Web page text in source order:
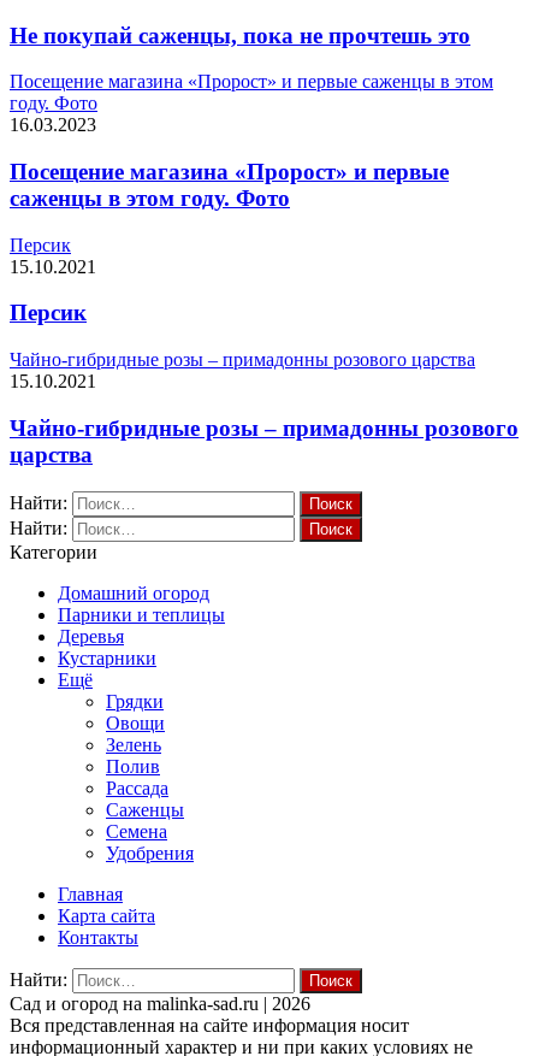
Не покупай саженцы, пока не прочтешь это
Посещение магазина «Пророст» и первые саженцы в этом
году. Фото
16.03.2023
Посещение магазина «Пророст» и первые
саженцы в этом году. Фото
Персик
15.10.2021
Персик
Чайно-гибридные розы – примадонны розового царства
15.10.2021
Чайно-гибридные розы – примадонны розового
царства
Найти:
Найти:
Категории
Домашний огород
Парники и теплицы
Деревья
Кустарники
Ещё
Грядки
Овощи
Зелень
Полив
Рассада
Саженцы
Семена
Удобрения
Главная
Карта сайта
Контакты
Найти:
Cад и огород на malinka-sad.ru | 2026
Вся представленная на сайте информация носит
информационный характер и ни при каких условиях не